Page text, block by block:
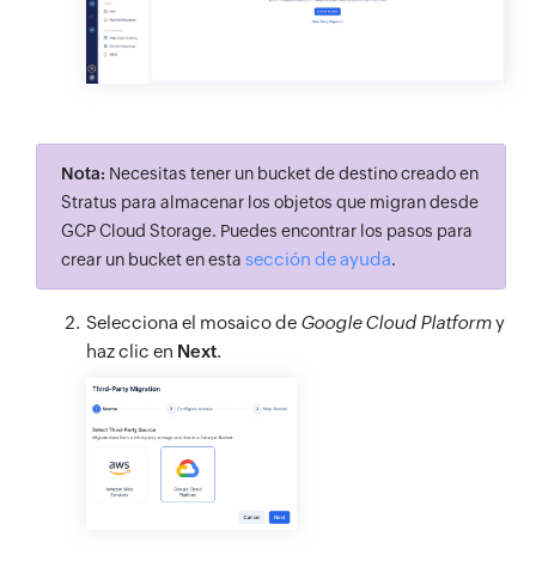
Nota: Necesitas tener un bucket de destino creado en
Stratus para almacenar los objetos que migran desde
GCP Cloud Storage. Puedes encontrar los pasos para
crear un bucket en esta sección de ayuda.
Selecciona el mosaico de Google Cloud Platformy
haz clic en Next.